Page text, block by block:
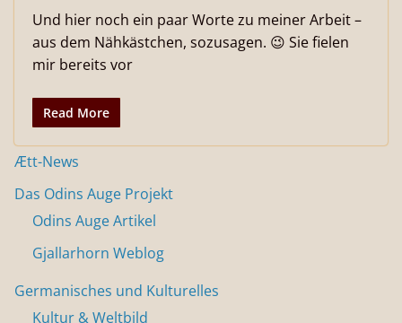
Und hier noch ein paar Worte zu meiner Arbeit –
aus dem Nähkästchen, sozusagen. 😉 Sie fielen
mir bereits vor
Read More
Ætt-News
Das Odins Auge Projekt
Odins Auge Artikel
Gjallarhorn Weblog
Germanisches und Kulturelles
Kultur & Weltbild